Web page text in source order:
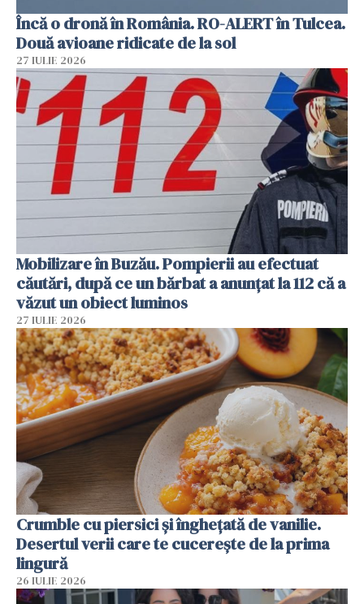
Încă o dronă în România. RO-ALERT în Tulcea.
Două avioane ridicate de la sol
27 IULIE 2026
Mobilizare în Buzău. Pompierii au efectuat
căutări, după ce un bărbat a anunțat la 112 că a
văzut un obiect luminos
27 IULIE 2026
Crumble cu piersici și înghețată de vanilie.
Desertul verii care te cucerește de la prima
lingură
26 IULIE 2026